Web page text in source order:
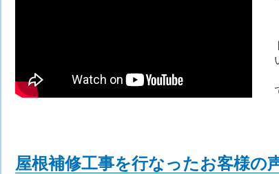
屋根補修工事を行なったお客様の